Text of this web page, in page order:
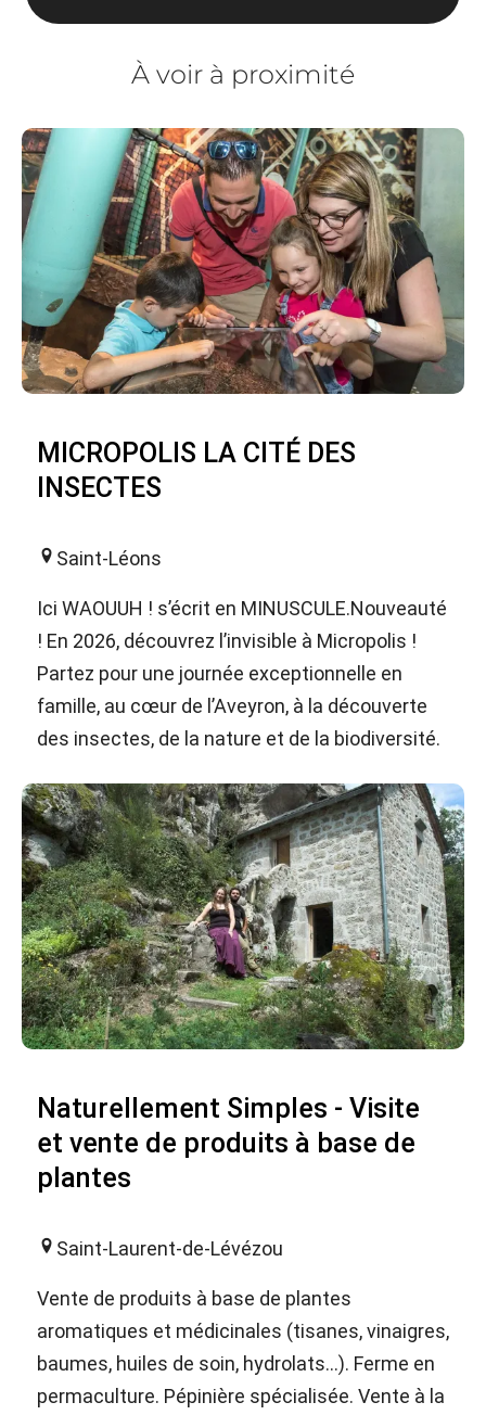
À voir à proximité
MICROPOLIS LA CITÉ DES
INSECTES
Saint-Léons
Ici WAOUUH ! s’écrit en MINUSCULE.Nouveauté
! En 2026, découvrez l’invisible à Micropolis !
Partez pour une journée exceptionnelle en
famille, au cœur de l’Aveyron, à la découverte
des insectes, de la nature et de la biodiversité.
Naturellement Simples - Visite
et vente de produits à base de
plantes
Saint-Laurent-de-Lévézou
Vente de produits à base de plantes
aromatiques et médicinales (tisanes, vinaigres,
baumes, huiles de soin, hydrolats...). Ferme en
permaculture. Pépinière spécialisée. Vente à la